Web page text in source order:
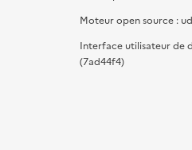
Moteur open source :
Interface utilisateur de
(7ad44f4)